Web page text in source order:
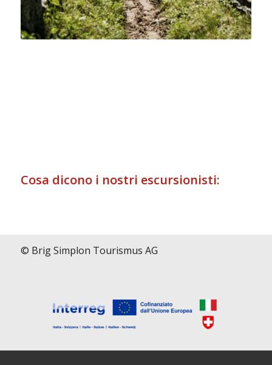
Cosa dicono i nostri escursionisti:
© Brig Simplon Tourismus AG